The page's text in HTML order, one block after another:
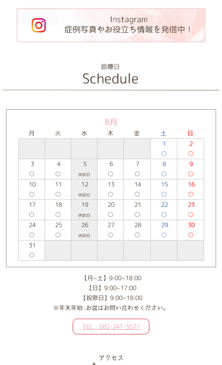
8月
月 火 水 木 金 土
日
1
○
2
○
3
○
4
○
5
休診日
6
○
7
○
8
○
9
○
10
○
11
○
12
休診日
13
○
14
○
15
○
16
○
17
○
18
○
19
休診日
20
○
21
○
22
○
23
○
24
○
25
○
26
休診日
27
○
28
○
29
○
30
○
31
○
【月~土】9:00~18:00
【日】9:00~17:00
【祝祭日】9:00~18:00
※年末年始･お盆はお問い合わせください。
TEL：082-247-5577